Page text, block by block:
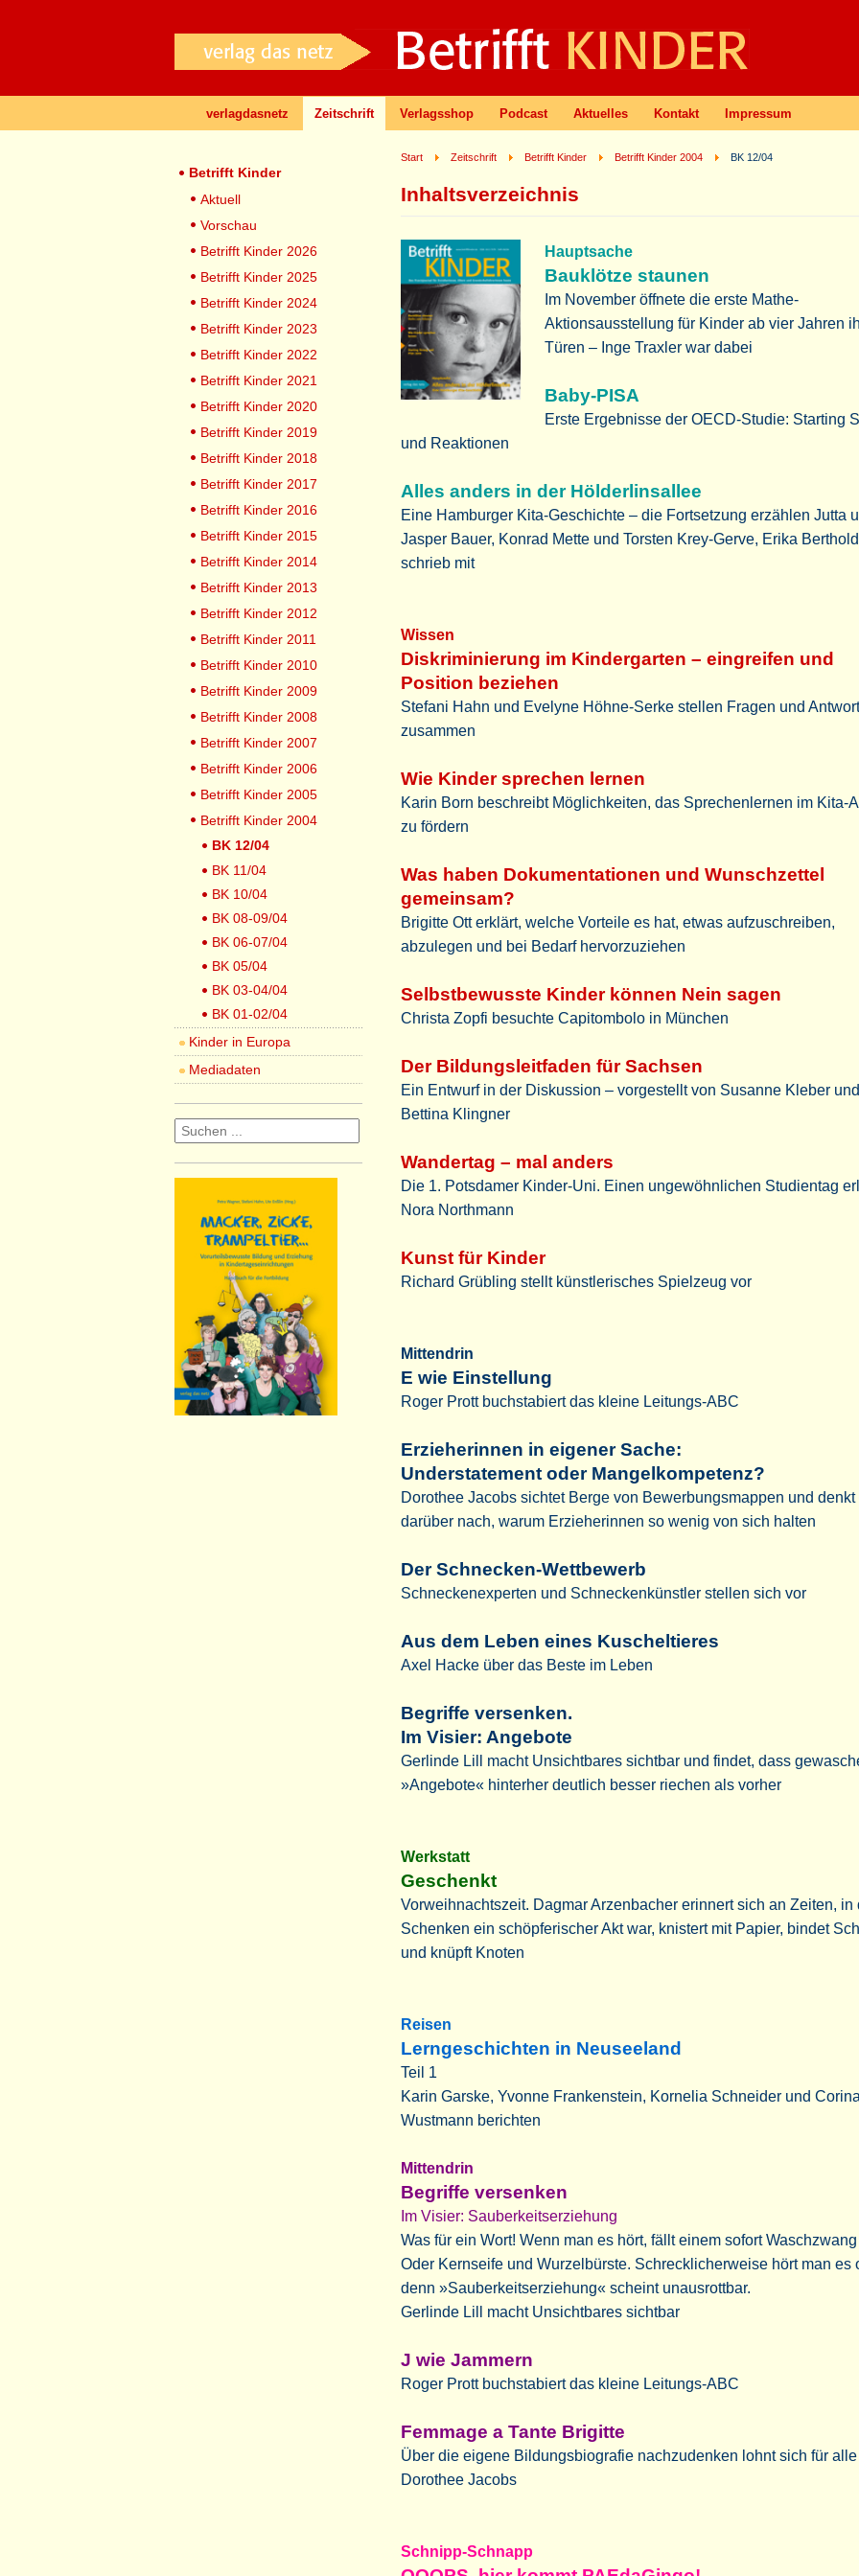
verlagdasnetz Zeitschrift Verlagsshop Podcast Aktuelles Kontakt Impressum
Start Zeitschrift Betrifft Kinder Betrifft Kinder 2004 BK 12/04
Inhaltsverzeichnis
Hauptsache
Bauklötze staunen
Im November öffnete die erste Mathe-
Aktionsausstellung für Kinder ab vier Jahren
Türen – Inge Traxler war dabei
Baby-PISA
Erste Ergebnisse der OECD-Studie: Starting
und Reaktionen
Alles anders in der Hölderlinsallee
Eine Hamburger Kita-Geschichte – die Fortsetzung erzählen Jutta
Jasper Bauer, Konrad Mette und Torsten Krey-Gerve, Erika Berthold
schrieb mit
Wissen
Diskriminierung im Kindergarten – eingreifen und
Position beziehen
Stefani Hahn und Evelyne Höhne-Serke stellen Fragen und
zusammen
Wie Kinder sprechen lernen
Karin Born beschreibt Möglichkeiten, das Sprechenlernen im Kita-
zu fördern
Was haben Dokumentationen und Wunschzettel
gemeinsam?
Brigitte Ott erklärt, welche Vorteile es hat, etwas aufzuschreiben,
abzulegen und bei Bedarf hervorzuziehen
Selbstbewusste Kinder können Nein sagen
Christa Zopfi besuchte Capitombolo in München
Der Bildungsleitfaden für Sachsen
Ein Entwurf in der Diskussion – vorgestellt von Susanne Kleber und
Bettina Klingner
Wandertag – mal anders
Die 1. Potsdamer Kinder-Uni. Einen ungewöhnlichen Studientag
Nora Northmann
Kunst für Kinder
Richard Grübling stellt künstlerisches Spielzeug vor
Mittendrin
E wie Einstellung
Roger Prott buchstabiert das kleine Leitungs-ABC
Erzieherinnen in eigener Sache:
Understatement oder Mangelkompetenz?
Dorothee Jacobs sichtet Berge von Bewerbungsmappen und denkt
darüber nach, warum Erzieherinnen so wenig von sich halten
Der Schnecken-Wettbewerb
Schneckenexperten und Schneckenkünstler stellen sich vor
Aus dem Leben eines Kuscheltieres
Axel Hacke über das Beste im Leben
Begriffe versenken.
Im Visier: Angebote
Gerlinde Lill macht Unsichtbares sichtbar und findet, dass
»Angebote« hinterher deutlich besser riechen als vorher
Werkstatt
Geschenkt
Vorweihnachtszeit. Dagmar Arzenbacher erinnert sich an Zeiten, in
Schenken ein schöpferischer Akt war, knistert mit Papier, bindet
und knüpft Knoten
Reisen
Lerngeschichten in Neuseeland
Teil 1
Karin Garske, Yvonne Frankenstein, Kornelia Schneider und Corina
Wustmann berichten
Mittendrin
Begriffe versenken
Im Visier: Sauberkeitserziehung
Was für ein Wort! Wenn man es hört, fällt einem sofort
Oder Kernseife und Wurzelbürste. Schrecklicherweise hört man es
denn »Sauberkeitserziehung« scheint unausrottbar.
Gerlinde Lill macht Unsichtbares sichtbar
J wie Jammern
Roger Prott buchstabiert das kleine Leitungs-ABC
Femmage a Tante Brigitte
Über die eigene Bildungsbiografie nachzudenken lohnt sich für
Dorothee Jacobs
Schnipp-Schnapp
Betrifft Kinder
Aktuell
Vorschau
Betrifft Kinder 2026
Betrifft Kinder 2025
Betrifft Kinder 2024
Betrifft Kinder 2023
Betrifft Kinder 2022
Betrifft Kinder 2021
Betrifft Kinder 2020
Betrifft Kinder 2019
Betrifft Kinder 2018
Betrifft Kinder 2017
Betrifft Kinder 2016
Betrifft Kinder 2015
Betrifft Kinder 2014
Betrifft Kinder 2013
Betrifft Kinder 2012
Betrifft Kinder 2011
Betrifft Kinder 2010
Betrifft Kinder 2009
Betrifft Kinder 2008
Betrifft Kinder 2007
Betrifft Kinder 2006
Betrifft Kinder 2005
Betrifft Kinder 2004
BK 12/04
BK 11/04
BK 10/04
BK 08-09/04
BK 06-07/04
BK 05/04
BK 03-04/04
BK 01-02/04
Kinder in Europa
Mediadaten